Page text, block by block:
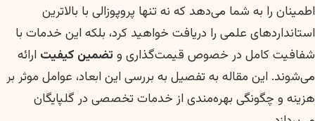
اطمینان را به شما می‌دهد که نه تنها پروپوزالی با بالاترین
استانداردهای علمی را دریافت خواهید کرد، بلکه این خدمات با
شفافیت کامل در خصوص قیمت‌گذاری و تضمین کیفیت ارائه
می‌شوند. این مقاله به تفصیل به بررسی این ابعاد، عوامل موثر بر
هزینه و چگونگی بهره‌مندی از خدمات تخصصی در گلپایگان